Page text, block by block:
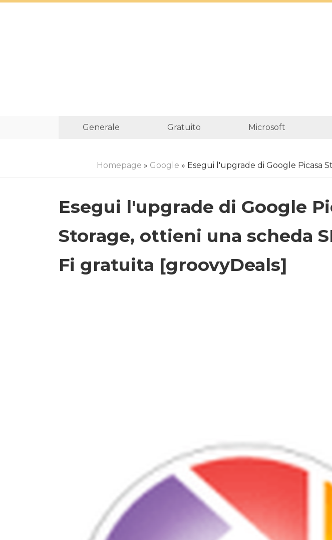
Generale Gratuito Microsoft
Homepage » Google » Esegui l'upgrade di Google Picasa
Esegui l'upgrade di Google
Storage, ottieni una scheda
Fi gratuita [groovyDeals]